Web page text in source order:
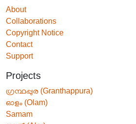
About
Collaborations
Copyright Notice
Contact
Support
Projects
ഗ്രന്ഥപ്പുര (Granthappura)
ഓളം (Olam)
Samam